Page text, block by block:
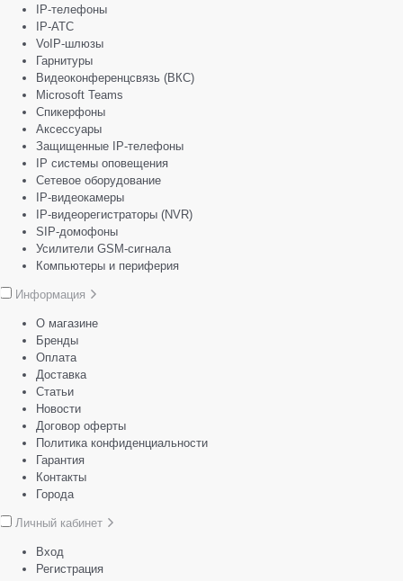
IP-телефоны
IP-АТС
VoIP-шлюзы
Гарнитуры
Видеоконференцсвязь (ВКС)
Microsoft Teams
Спикерфоны
Аксессуары
Защищенные IP-телефоны
IP системы оповещения
Сетевое оборудование
IP-видеокамеры
IP-видеорегистраторы (NVR)
SIP-домофоны
Усилители GSM-сигнала
Компьютеры и периферия
Информация
О магазине
Бренды
Оплата
Доставка
Статьи
Новости
Договор оферты
Политика конфиденциальности
Гарантия
Контакты
Города
Личный кабинет
Вход
Регистрация